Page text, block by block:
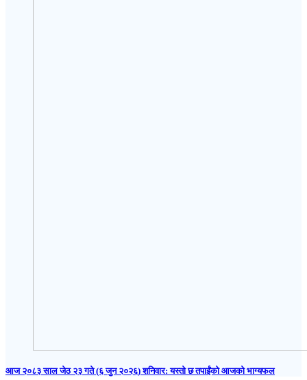
आज २०८३ साल जेठ २३ गते (६ जुन २०२६) शनिवार: यस्तो छ तपाईंको आजको भाग्यफल